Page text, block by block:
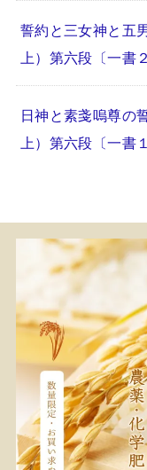
誓約と三女神と五
上）第六段〔一書
日神と素戔嗚尊の
上）第六段〔一書